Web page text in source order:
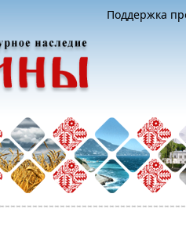
Поддержка